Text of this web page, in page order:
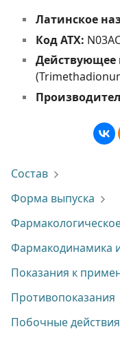
Латинское
Код АТХ:
Действующее
Состав
Форма выпуска
Фармакодинамика
Показания к
Противопоказания
Побочные действия